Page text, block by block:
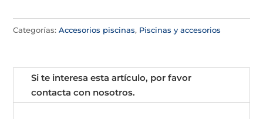
Categorías:Accesorios piscinas, Piscinas y accesorios
Si te interesa esta artículo, por favor
contacta con nosotros.